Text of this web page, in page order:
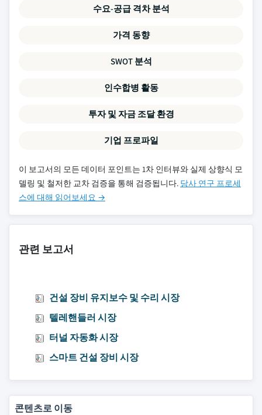
수요-공급 격차 분석
가격 동향
SWOT 분석
인수합병 활동
투자 및 자금 조달 환경
기업 프로파일
이 보고서의 모든 데이터 포인트는 1차 인터뷰와 실제 상향식 모
델링 및 철저한 교차 검증을 통해 검증됩니다. 당사 연구 프로세
스에 대해 읽어보세요 →
관련 보고서
건설 장비 유지보수 및 수리 시장
텔레핸들러 시장
터널 자동화 시장
스마트 건설 장비 시장
콘텐츠로 이동